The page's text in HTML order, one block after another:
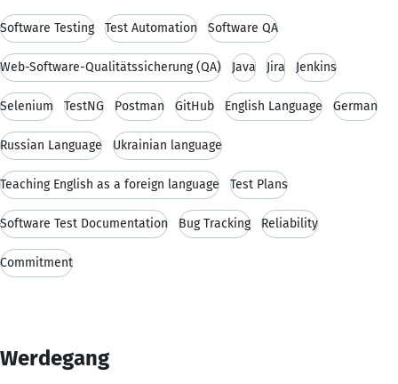
Software Testing Test Automation Software QA
Web-Software-Qualitätssicherung (QA) Java Jira Jenkins
Selenium TestNG Postman GitHub English Language German
Russian Language Ukrainian language
Teaching English as a foreign language Test Plans
Software Test Documentation Bug Tracking Reliability
Commitment
Werdegang